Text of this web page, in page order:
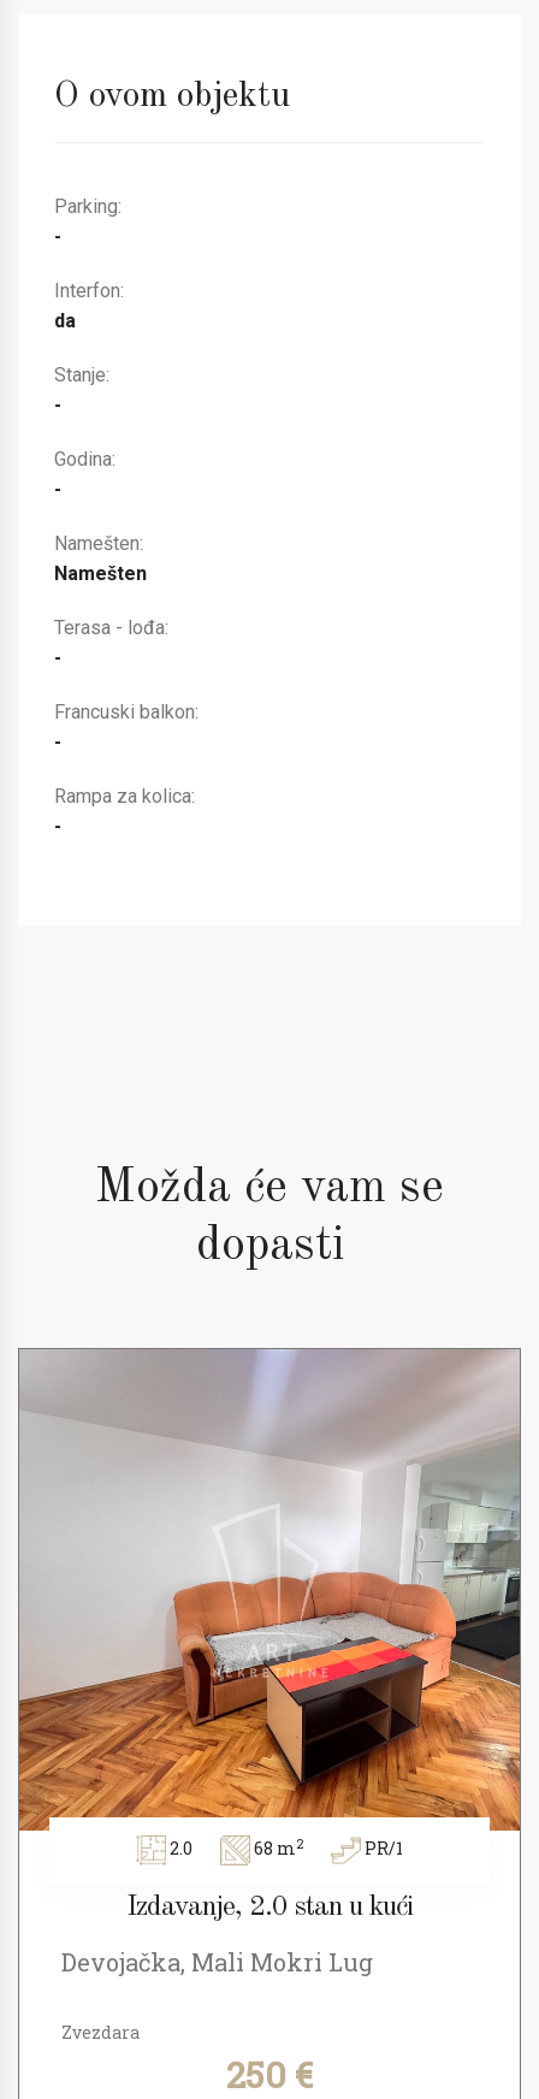
O ovom objektu
Parking:
-
Interfon:
da
Stanje:
-
Godina:
-
Namešten:
Namešten
Terasa - lođa:
-
Francuski balkon:
-
Rampa za kolica:
-
Možda će vam se
dopasti
2.0 68 m2 PR/1
Izdavanje, 2.0 stan u kući
Devojačka, Mali Mokri Lug
Zvezdara
250 €